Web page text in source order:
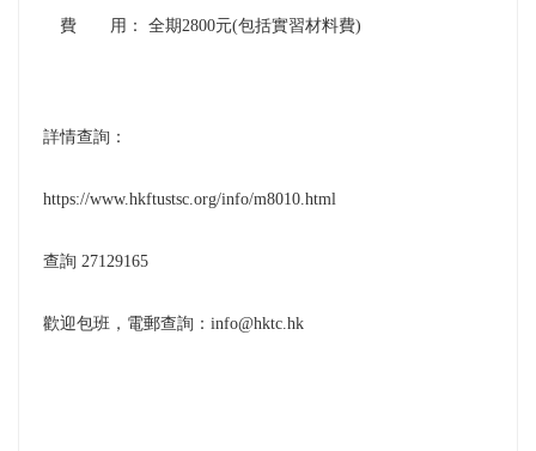
費 用： 全期2800元(包括實習材料費)
詳情查詢：
https://www.hkftustsc.org/info/m8010.html
查詢 27129165
歡迎包班，電郵查詢：info@hktc.hk